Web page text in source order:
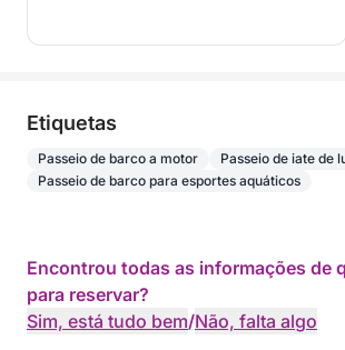
Etiquetas
Passeio de barco a motor
Passeio de iate de
Passeio de barco para esportes aquáticos
Encontrou todas as informações de
para reservar?
Sim, está tudo bem/Não, falta algo